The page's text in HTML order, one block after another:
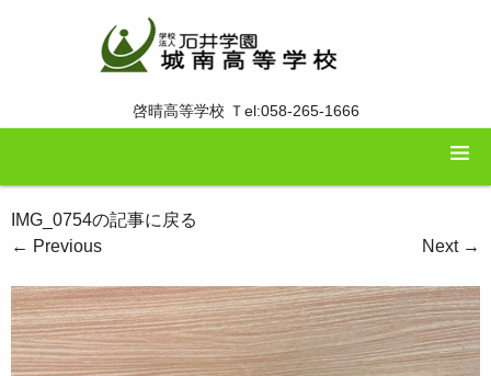
啓晴高等学校 Ｔel:058-265-1666
IMG_0754の記事に戻る
← Previous Next →